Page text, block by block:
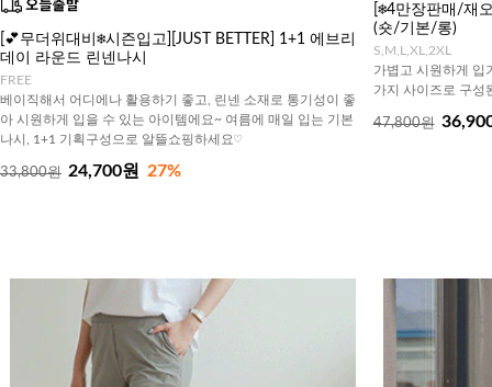
[💕무더위대비❄️시즌입고][JUST BETTER] 1+1 에브리
데이 라운드 린넨나시
FREE
베이직해서 어디에나 활용하기 좋고, 린넨 소재로 통기성이 좋
아 시원하게 입을 수 있는 아이템에요~ 여름에 매일 입는 기본
나시, 1+1 기획구성으로 알뜰쇼핑하세요♡
33,800원 24,700원 27%
[❄️4만장판매/재
(숏/기본/롱)
S,M,L,XL,2XL
가볍고 시원하게 입
가지 사이즈로 구성
47,800원